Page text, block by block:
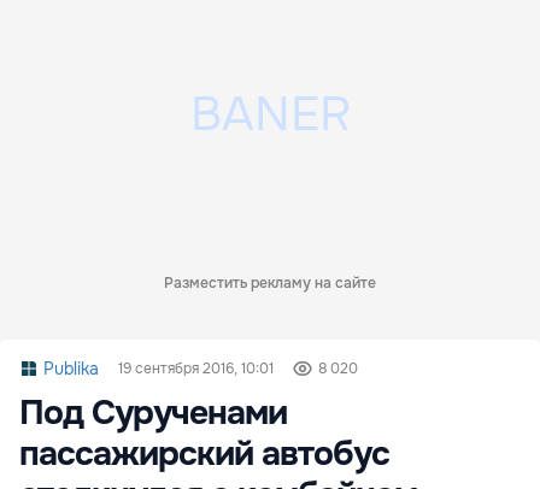
Разместить рекламу на сайте
Publika 19 сентября 2016, 10:01 8 020
Под Сурученами
пассажирский автобус